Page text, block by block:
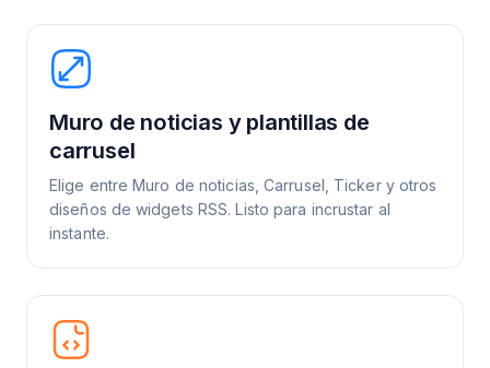
Muro de noticias y plantillas de
carrusel
Elige entre Muro de noticias, Carrusel, Ticker y otros
diseños de widgets RSS. Listo para incrustar al
instante.